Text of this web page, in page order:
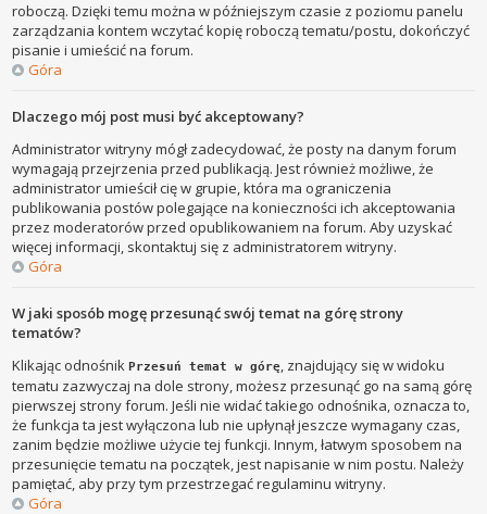
roboczą. Dzięki temu można w późniejszym czasie z poziomu panelu
zarządzania kontem wczytać kopię roboczą tematu/postu, dokończyć
pisanie i umieścić na forum.
Góra
Dlaczego mój post musi być akceptowany?
Administrator witryny mógł zadecydować, że posty na danym forum
wymagają przejrzenia przed publikacją. Jest również możliwe, że
administrator umieścił cię w grupie, która ma ograniczenia
publikowania postów polegające na konieczności ich akceptowania
przez moderatorów przed opublikowaniem na forum. Aby uzyskać
więcej informacji, skontaktuj się z administratorem witryny.
Góra
W jaki sposób mogę przesunąć swój temat na górę strony
tematów?
Klikając odnośnikPrzesuń temat w górę, znajdujący się w widoku
tematu zazwyczaj na dole strony, możesz przesunąć go na samą górę
pierwszej strony forum. Jeśli nie widać takiego odnośnika, oznacza to,
że funkcja ta jest wyłączona lub nie upłynął jeszcze wymagany czas,
zanim będzie możliwe użycie tej funkcji. Innym, łatwym sposobem na
przesunięcie tematu na początek, jest napisanie w nim postu. Należy
pamiętać, aby przy tym przestrzegać regulaminu witryny.
Góra